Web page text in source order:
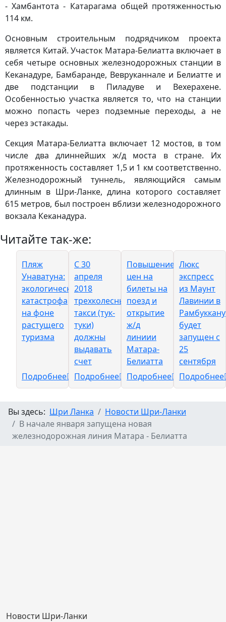
- Хамбантота - Катарагама общей протяженностью
114 км.
Основным строительным подрядчиком проекта
является Китай. Участок Матара-Белиатта включает в
себя четыре основных железнодорожных станции в
Кеканадуре, Бамбаранде, Вевруканнале и Белиатте и
две подстанции в Пиладуве и Вехерахене.
Особенностью участка является то, что на станции
можно попасть через подземные переходы, а не
через эстакады.
Секция Матара-Белиатта включает 12 мостов, в том
числе два длиннейших ж/д моста в стране. Их
протяженность составляет 1,5 и 1 км соответственно.
Железнодорожный туннель, являющийся самым
длинным в Шри-Ланке, длина которого составляет
615 метров, был построен вблизи железнодорожного
вокзала Кеканадура.
Читайте так-же:
Пляж
Унаватуна:
экологическая
катастрофа
на фоне
растущего
туризма
Подробнее
C 30
апреля
2018
трехколесные
такси (тук-
туки)
должны
выдавать
счет
Подробнее
Повышение
цен на
билеты на
поезд и
открытие
ж/д
линиии
Матара-
Белиатта
Подробнее
Люкс
экспресс
из Маунт
Лавинии в
Рамбуккану
будет
запущен с
25
сентября
Подробнее
Вы здесь: Шри Ланка
Новости Шри-Ланки
В начале января запущена новая
железнодорожная линия Матара - Белиатта
Новости Шри-Ланки